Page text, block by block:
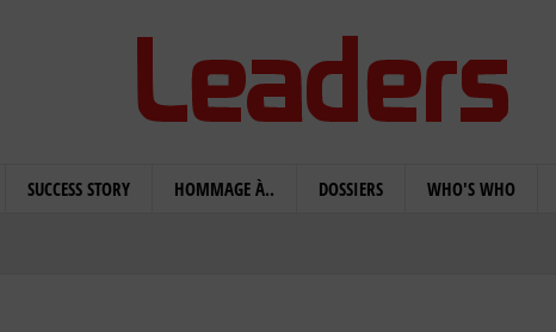
SUCCESS STORY HOMMAGE À.. DOSSIERS WHO'S WHO